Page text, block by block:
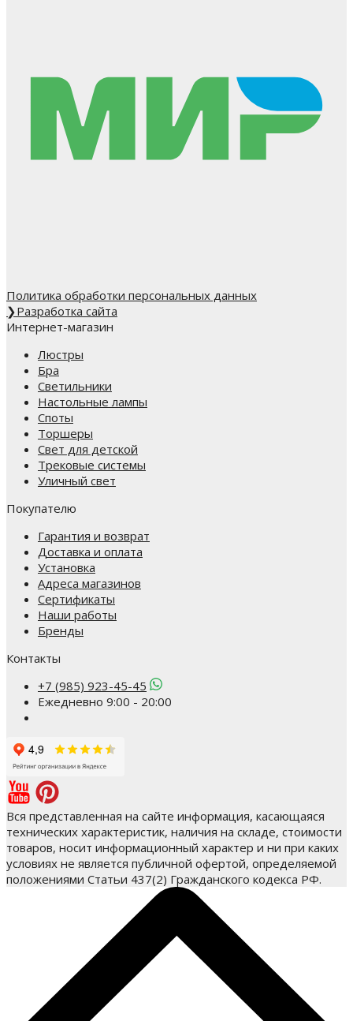
Политика обработки персональных данных
❯Разработка сайта
Интернет-магазин
Люстры
Бра
Светильники
Настольные лампы
Споты
Торшеры
Свет для детской
Трековые системы
Уличный свет
Покупателю
Гарантия и возврат
Доставка и оплата
Установка
Адреса магазинов
Сертификаты
Наши работы
Бренды
Контакты
+7 (985) 923-45-45
Ежедневно 9:00 - 20:00
Вся представленная на сайте информация, касающаяся
технических характеристик, наличия на складе, стоимости
товаров, носит информационный характер и ни при каких
условиях не является публичной офертой, определяемой
положениями Статьи 437(2) Гражданского кодекса РФ.